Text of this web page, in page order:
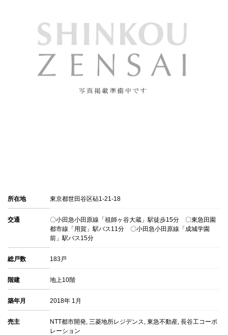
所在地 東京都世田谷区砧1-21-18
交通
〇小田急小田原線「祖師ヶ谷大蔵」駅徒歩15分 〇東急田園
都市線「用賀」駅バス11分 〇小田急小田原線「成城学園
前」駅バス15分
総戸数 183戸
階建 地上10階
築年月 2018年 1月
売主
NTT都市開発, 三菱地所レジデンス, 東急不動産, 長谷工コーポ
レーション